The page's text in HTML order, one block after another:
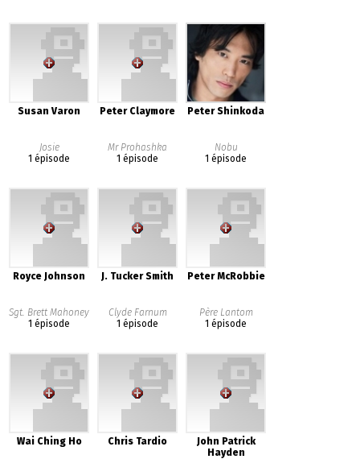
Susan Varon
Josie
1 épisode
Peter Claymore
Mr Prohashka
1 épisode
Peter Shinkoda
Nobu
1 épisode
Royce Johnson
Sgt. Brett Mahoney
1 épisode
J. Tucker Smith
Clyde Farnum
1 épisode
Peter McRobbie
Père Lantom
1 épisode
Wai Ching Ho Chris Tardio
John Patrick
Hayden